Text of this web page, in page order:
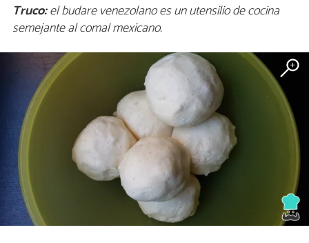
Truco:el budare venezolano es un utensilio de cocina
semejante al comal mexicano.